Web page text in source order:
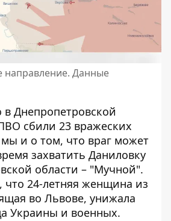
направление. Данные
Днепропетровской
сбили 23 вражеских
и о том, что враг может
захватить Даниловку
области – "Мучной".
что 24-летняя женщина из
во Львове, унижала
Украины и военных.